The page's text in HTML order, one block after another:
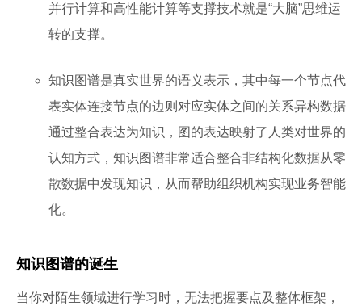
并行计算和高性能计算等支撑技术就是“大脑”思维运
转的支撑。
知识图谱是真实世界的语义表示，其中每一个节点代
表实体连接节点的边则对应实体之间的关系异构数据
通过整合表达为知识，图的表达映射了人类对世界的
认知方式，知识图谱非常适合整合非结构化数据从零
散数据中发现知识，从而帮助组织机构实现业务智能
化。
知识图谱的诞生
当你对陌生领域进行学习时，无法把握要点及整体框架，